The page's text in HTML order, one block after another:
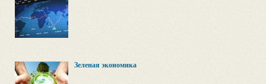
Зеленая экономика